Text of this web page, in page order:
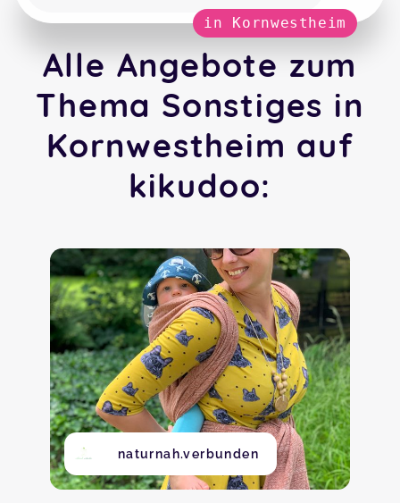
in Kornwestheim
Alle Angebote zum
Thema Sonstiges in
Kornwestheim auf
kikudoo:
naturnah.verbunden